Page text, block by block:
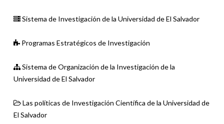
Sistema de Investigación de la Universidad de El Salvador
Programas Estratégicos de Investigación
Sistema de Organización de la Investigación de la
Universidad de El Salvador
Las políticas de Investigación Científica de la Universidad de
El Salvador